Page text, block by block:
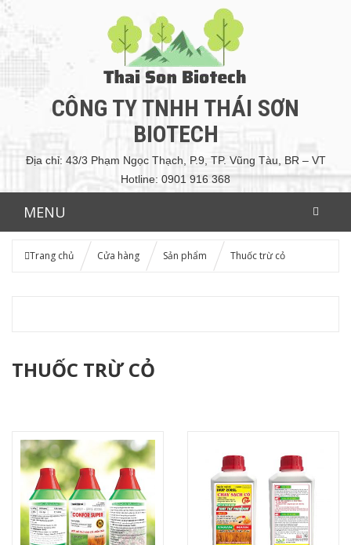
CÔNG TY TNHH THÁI SƠN
BIOTECH
Địa chỉ: 43/3 Phạm Ngọc Thạch, P.9, TP. Vũng Tàu, BR – VT
Hotline: 0901 916 368
MENU
Trang chủ Cửa hàng Sản phẩm Thuốc trừ cỏ
THUỐC TRỪ CỎ